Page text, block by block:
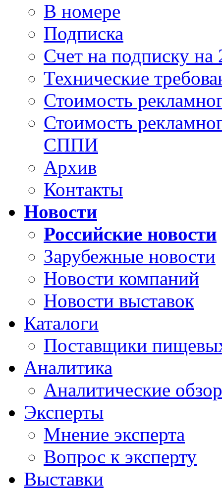
В номере
Подписка
Счет на подписку на
Технические
Стоимость
Стоимость
СППИ
Архив
Контакты
Новости
Российские новости
Зарубежные новости
Новости компаний
Новости выставок
Каталоги
Поставщики
Аналитика
Аналитические
Эксперты
Мнение эксперта
Вопрос к эксперту
Выставки